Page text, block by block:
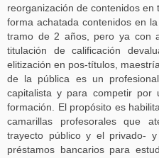
reorganización de contenidos
forma achatada contenidos en
tramo de 2 años, pero ya con
titulación de calificación
elitización en pos-títulos,
de la pública es un
capitalista y para competir por
formación. El propósito es
camarillas profesorales que
trayecto público y el privado-
préstamos bancarios para